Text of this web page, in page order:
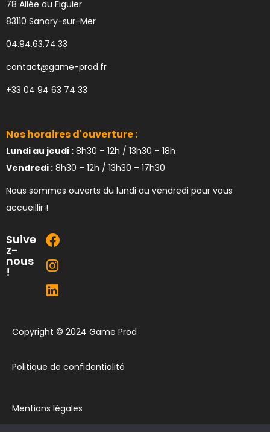
78 Allée du Figuier
83110 Sanary-sur-Mer
04.94.63.74.33
contact@game-prod.fr
+33 04 94 63 74 33
Nos horaires d'ouverture :
Lundi au jeudi : 8h30 – 12h / 13h30 – 18h
Vendredi : 8h30 – 12h / 13h30 – 17h30
Nous sommes ouverts du lundi au vendredi pour vous
accueillir !
Suive
z-
nous
!
Copyright © 2024 Game Prod
Politique de confidentialité
Mentions légales